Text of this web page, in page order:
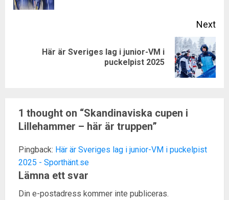
Next
Här är Sveriges lag i junior-VM i
puckelpist 2025
1 thought on “Skandinaviska cupen i
Lillehammer – här är truppen”
Pingback: Här är Sveriges lag i junior-VM i puckelpist
2025 - Sporthänt.se
Lämna ett svar
Din e-postadress kommer inte publiceras.